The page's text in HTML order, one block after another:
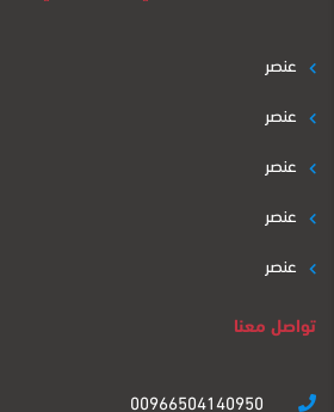
عنصر
عنصر
عنصر
عنصر
عنصر
تواصل معنا